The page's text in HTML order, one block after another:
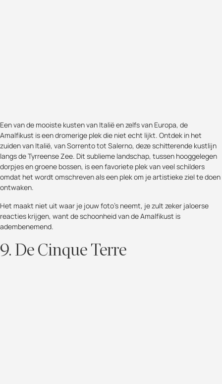
Een van de mooiste kusten van Italië en zelfs van Europa, de
Amalfikust is een dromerige plek die niet echt lijkt. Ontdek in het
zuiden van Italië, van Sorrento tot Salerno, deze schitterende kustlijn
langs de Tyrreense Zee. Dit sublieme landschap, tussen hooggelegen
dorpjes en groene bossen, is een favoriete plek van veel schilders
omdat het wordt omschreven als een plek om je artistieke ziel te doen
ontwaken.
Het maakt niet uit waar je jouw foto's neemt, je zult zeker jaloerse
reacties krijgen, want de schoonheid van de Amalfikust is
adembenemend.
9. De Cinque Terre